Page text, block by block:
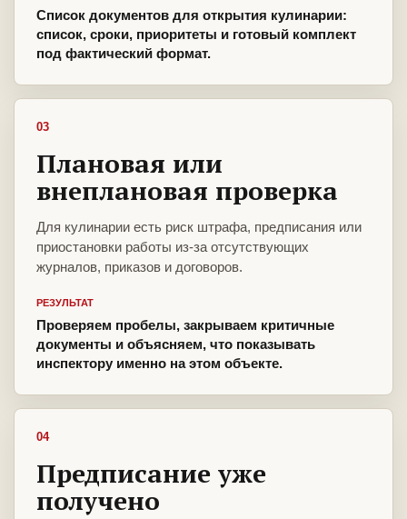
Список документов для открытия кулинарии:
список, сроки, приоритеты и готовый комплект
под фактический формат.
03
Плановая или
внеплановая проверка
Для кулинарии есть риск штрафа, предписания или
приостановки работы из-за отсутствующих
журналов, приказов и договоров.
РЕЗУЛЬТАТ
Проверяем пробелы, закрываем критичные
документы и объясняем, что показывать
инспектору именно на этом объекте.
04
Предписание уже
получено